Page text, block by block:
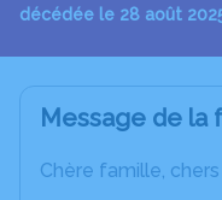
décédée le 28 août
Message de la
Chère famille, chers